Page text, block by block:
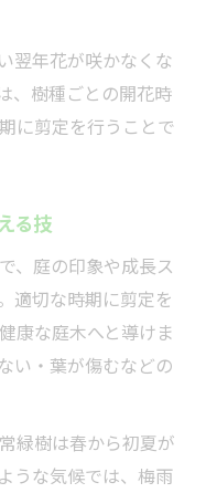
翌年花が咲かなくな
、樹種ごとの開花時
に剪定を行うことで
る技
、庭の印象や成長ス
適切な時期に剪定を
康な庭木へと導けま
い・葉が傷むなどの
緑樹は春から初夏が
うな気候では、梅雨